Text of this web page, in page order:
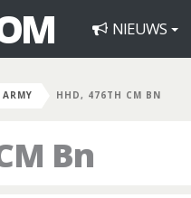
NIEUWS
ARMY HHD, 476TH CM BN
Bn